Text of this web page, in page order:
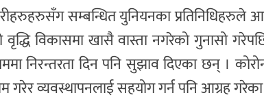
सम्बन्धित युनियनका
विकासमा खासै वास्ता नगरेको गुनासो
निरन्तरता दिन पनि सुझाव दिएका छन् ।
व्यवस्थापनलाई सहयोग गर्न पनि आग्रह